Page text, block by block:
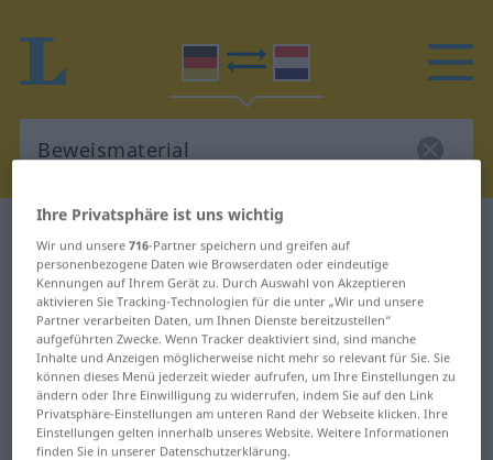
Beweismaterial
Deutsch-Niederländisch
Übersetzung für "Beweismaterial"
"Beweismaterial" Niederländisch
Übersetzung
Ihre Privatsphäre ist uns wichtig
Wir und unsere716-Partner speichern und greifen auf
personenbezogene Daten wie Browserdaten oder eindeutige
Kennungen auf Ihrem Gerät zu. Durch Auswahl von Akzeptieren
aktivieren Sie Tracking-Technologien für die unter „Wir und unsere
Partner verarbeiten Daten, um Ihnen Dienste bereitzustellen“
aufgeführten Zwecke. Wenn Tracker deaktiviert sind, sind manche
Inhalte und Anzeigen möglicherweise nicht mehr so relevant für Sie. Sie
können dieses Menü jederzeit wieder aufrufen, um Ihre Einstellungen zu
ändern oder Ihre Einwilligung zu widerrufen, indem Sie auf den Link
Privatsphäre-Einstellungen am unteren Rand der Webseite klicken. Ihre
Einstellungen gelten innerhalb unseres Website. Weitere Informationen
finden Sie in unserer Datenschutzerklärung.